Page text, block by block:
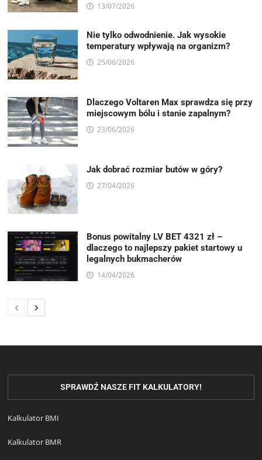
13/07/2026
Nie tylko odwodnienie. Jak wysokie
temperatury wpływają na organizm?
25/06/2026
Dlaczego Voltaren Max sprawdza się przy
miejscowym bólu i stanie zapalnym?
23/06/2026
Jak dobrać rozmiar butów w góry?
27/04/2026
Bonus powitalny LV BET 4321 zł –
dlaczego to najlepszy pakiet startowy u
legalnych bukmacherów
14/04/2026
SPRAWDŹ NASZE FIT KALKULATORY!
Kalkulator BMI
Kalkulator BMR